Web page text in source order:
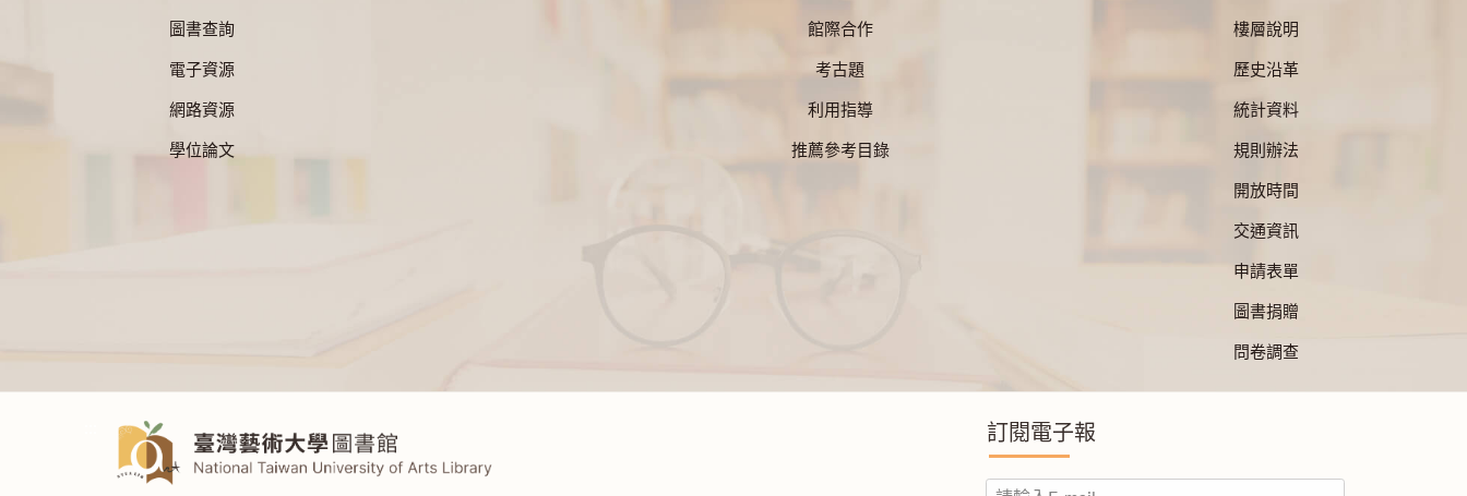
圖書查詢
電子資源
網路資源
學位論文
館際合作
考古題
利用指導
推薦參考目錄
樓層說明
歷史沿革
統計資料
規則辦法
開放時間
交通資訊
申請表單
圖書捐贈
問卷調查
訂閱電子報